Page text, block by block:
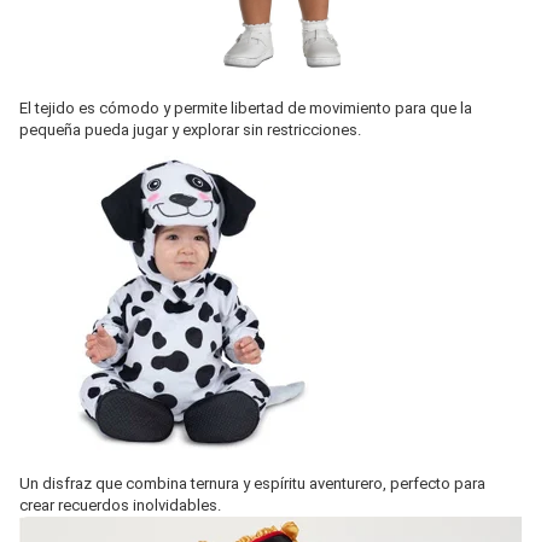
El tejido es cómodo y permite libertad de movimiento para que la
pequeña pueda jugar y explorar sin restricciones.
Un disfraz que combina ternura y espíritu aventurero, perfecto para
crear recuerdos inolvidables.